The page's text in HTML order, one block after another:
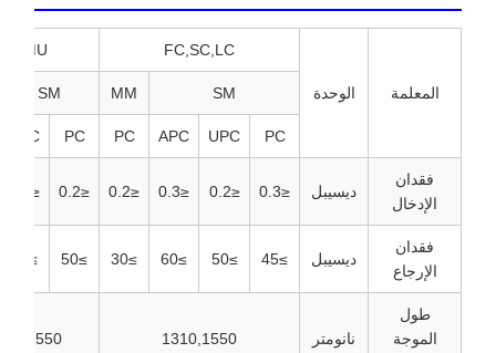
المعلمة الوحدة
FC,SC,LC
ST,MU
UPC
APC
PC
PC
UPC
فقدان
الإدخال
ديسيبل ≤0.3
≤0.2
≤0.3
≤0.2
≤0.2
≤0.2
فقدان
الإرجاع
ديسيبل ≥45
≥50
≥60
≥30
≥50
≥50
الموجة
نانومتر 1310,1550
1310,1550